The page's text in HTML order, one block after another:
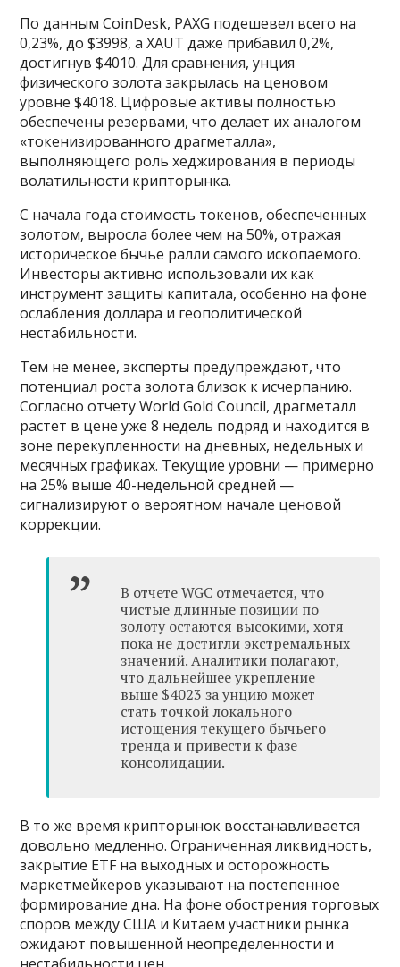
По данным CoinDesk, PAXG подешевел всего на
0,23%, до $3998, а XAUT даже прибавил 0,2%,
достигнув $4010. Для сравнения, унция
физического золота закрылась на ценовом
уровне $4018. Цифровые активы полностью
обеспечены резервами, что делает их аналогом
«токенизированного драгметалла»,
выполняющего роль хеджирования в периоды
волатильности крипторынка.
С начала года стоимость токенов, обеспеченных
золотом, выросла более чем на 50%, отражая
историческое бычье ралли самого ископаемого.
Инвесторы активно использовали их как
инструмент защиты капитала, особенно на фоне
ослабления доллара и геополитической
нестабильности.
Тем не менее, эксперты предупреждают, что
потенциал роста золота близок к исчерпанию.
Согласно отчету World Gold Council, драгметалл
растет в цене уже 8 недель подряд и находится в
зоне перекупленности на дневных, недельных и
месячных графиках. Текущие уровни — примерно
на 25% выше 40-недельной средней —
сигнализируют о вероятном начале ценовой
коррекции.
В отчете WGC отмечается, что
чистые длинные позиции по
золоту остаются высокими, хотя
пока не достигли экстремальных
значений. Аналитики полагают,
что дальнейшее укрепление
выше $4023 за унцию может
стать точкой локального
истощения текущего бычьего
тренда и привести к фазе
консолидации.
В то же время крипторынок восстанавливается
довольно медленно. Ограниченная ликвидность,
закрытие ETF на выходных и осторожность
маркетмейкеров указывают на постепенное
формирование дна. На фоне обострения торговых
споров между США и Китаем участники рынка
ожидают повышенной неопределенности и